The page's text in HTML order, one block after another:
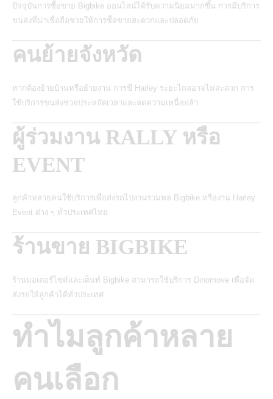
ปัจจุบันการซื้อขาย Bigbike ออนไลน์ได้รับความนิยมมากขึ้น การมีบริการ
ขนส่งที่น่าเชื่อถือช่วยให้การซื้อขายสะดวกและปลอดภัย
คนย้ายจังหวัด
หากต้องย้ายบ้านหรือย้ายงาน การขี่ Harley ระยะไกลอาจไม่สะดวก การ
ใช้บริการขนส่งช่วยประหยัดเวลาและลดความเหนื่อยล้า
ผู้ร่วมงาน RALLY หรือ
EVENT
ลูกค้าหลายคนใช้บริการเพื่อส่งรถไปงานรวมพล Bigbike หรืองาน Harley
Event ต่าง ๆ ทั่วประเทศไทย
ร้านขาย BIGBIKE
ร้านมอเตอร์ไซค์และเต็นท์ Bigbike สามารถใช้บริการ Dinomove เพื่อจัด
ส่งรถให้ลูกค้าได้ทั่วประเทศ
ทำไมลูกค้าหลาย
คนเลือก